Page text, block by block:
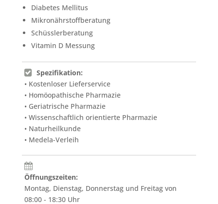
Diabetes Mellitus
Mikronährstoffberatung
Schüsslerberatung
Vitamin D Messung
Spezifikation:
• Kostenloser Lieferservice
• Homöopathische Pharmazie
• Geriatrische Pharmazie
• Wissenschaftlich orientierte Pharmazie
• Naturheilkunde
• Medela-Verleih
Öffnungszeiten:
Montag, Dienstag, Donnerstag und Freitag von
08:00 - 18:30 Uhr